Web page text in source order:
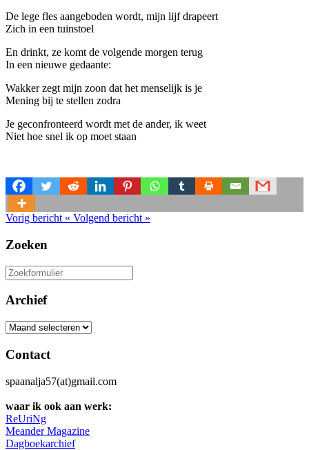
De lege fles aangeboden wordt, mijn lijf drapeert
Zich in een tuinstoel
En drinkt, ze komt de volgende morgen terug
In een nieuwe gedaante:
Wakker zegt mijn zoon dat het menselijk is je
Mening bij te stellen zodra
Je geconfronteerd wordt met de ander, ik weet
Niet hoe snel ik op moet staan
Vorig bericht « Volgend bericht »
Zoeken
Zoeken
naar:
Archief
Archief
Contact
spaanalja57(at)gmail.com
waar ik ook aan werk:
ReUriNg
Meander Magazine
Dagboekarchief